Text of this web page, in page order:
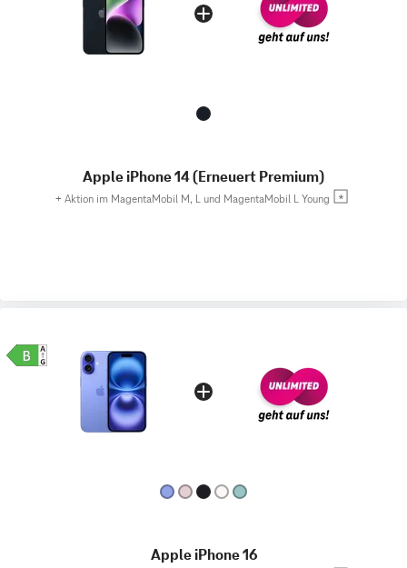
Apple iPhone 14 (Erneuert Premium)
+ Aktion im MagentaMobil M, L und MagentaMobil L Young
Apple iPhone 16